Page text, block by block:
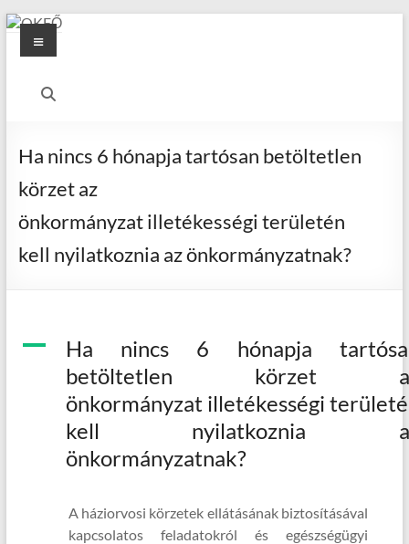
Skip
content
OKFŐ
Menu
Ha nincs 6 hónapja tartósan betöltetlen
körzet az
önkormányzat illetékességi területén
kell nyilatkoznia az önkormányzatnak?
A
Ha nincs 6 hónapja
betöltetlen körzet
önkormányzat illetékességi
kell nyilatkoznia
önkormányzatnak?
A háziorvosi körzetek ellátásának biztosításával
kapcsolatos feladatokról és egészségügyi